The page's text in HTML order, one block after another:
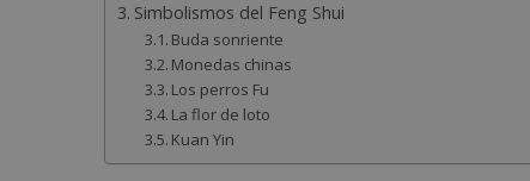
Simbolismos del Feng Shui
Buda sonriente
Monedas chinas
Los perros Fu
La flor de loto
Kuan Yin